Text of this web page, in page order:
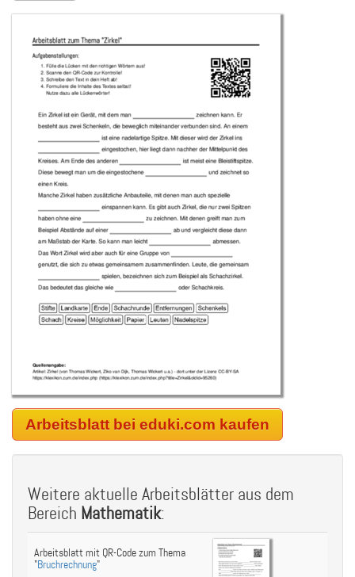
Arbeitsblatt bei eduki.com kaufen
Weitere aktuelle Arbeitsblätter aus dem
Bereich Mathematik:
Arbeitsblatt mit QR-Code zum Thema
"Bruchrechnung"